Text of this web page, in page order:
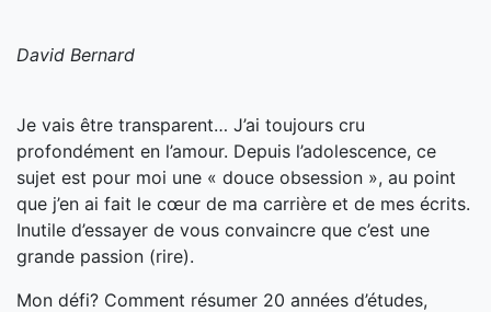
David Bernard
Je vais être transparent… J’ai toujours cru
profondément en l’amour. Depuis l’adolescence, ce
sujet est pour moi une « douce obsession », au point
que j’en ai fait le cœur de ma carrière et de mes écrits.
Inutile d’essayer de vous convaincre que c’est une
grande passion (rire).
Mon défi? Comment résumer 20 années d’études,